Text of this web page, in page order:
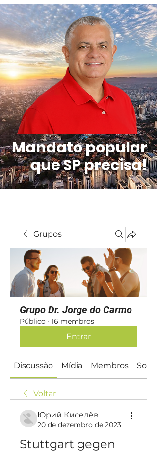
Mandato popular
que SP precisa!
Grupos
Grupo Dr. Jorge do Carmo
Público · 16 membros
Entrar
Discussão Mídia Membros Sobre
Voltar
Юрий Киселёв
20 de dezembro de 2023
Stuttgart gegen